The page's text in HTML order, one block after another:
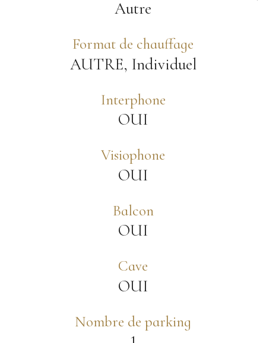
Autre
Format de chauffage
AUTRE, Individuel
Interphone
OUI
Visiophone
OUI
Balcon
OUI
Cave
OUI
Nombre de parking